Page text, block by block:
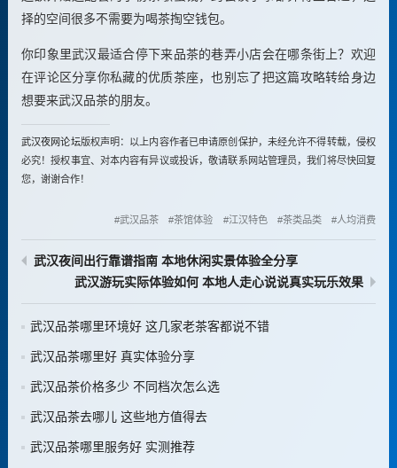
择的空间很多不需要为喝茶掏空钱包。
你印象里武汉最适合停下来品茶的巷弄小店会在哪条街上？欢迎
在评论区分享你私藏的优质茶座，也别忘了把这篇攻略转给身边
想要来武汉品茶的朋友。
武汉夜网论坛版权声明：以上内容作者已申请原创保护，未经允许不得转载，侵权
必究！授权事宜、对本内容有异议或投诉，敬请联系网站管理员，我们将尽快回复
您，谢谢合作！
武汉品茶 茶馆体验 江汉特色 茶类品类 人均消费
武汉夜间出行靠谱指南 本地休闲实景体验全分享
武汉游玩实际体验如何 本地人走心说说真实玩乐效果
武汉品茶哪里环境好 这几家老茶客都说不错
武汉品茶哪里好 真实体验分享
武汉品茶价格多少 不同档次怎么选
武汉品茶去哪儿 这些地方值得去
武汉品茶哪里服务好 实测推荐